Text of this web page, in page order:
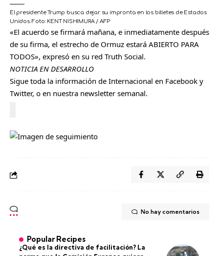
El presidente Trump busca dejar su impronta en los billetes de Estados
Unidos.Foto: KENT NISHIMURA / AFP
«El acuerdo se firmará mañana, e inmediatamente después
de su firma, el estrecho de Ormuz estará ABIERTO PARA
TODOS», expresó en su red Truth Social.
NOTICIA EN DESARROLLO
Sigue toda la información de Internacional en Facebook y
Twitter, o en nuestra newsletter semanal.
No hay comentarios
Popular Recipes
¿Qué es la directiva de facilitación? La